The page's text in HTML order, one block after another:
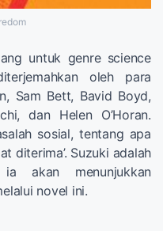
untuk genre science
oleh para
Sam Bett, Bavid Boyd,
dan Helen O’Horan.
sosial, tentang apa
diterima’. Suzuki adalah
akan menunjukkan
novel ini.